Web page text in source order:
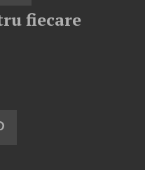
fiecare